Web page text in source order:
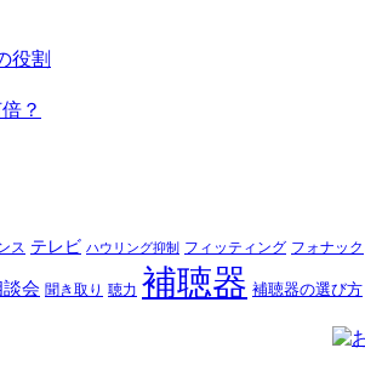
役割
？
ス テレビ ハウリング抑制 フィッティング フォナック
談会 聞き取り 聴力 補聴器 補聴器の選び方